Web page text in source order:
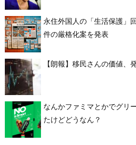
永住外国人の「生活保護」
件の厳格化案を発表
【朗報】移民さんの価値、
なんかファミマとかでグリ
たけどどうなん？